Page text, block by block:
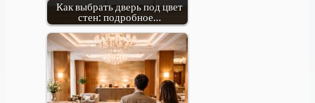
Как выбрать дверь под цвет
стен: подробное…